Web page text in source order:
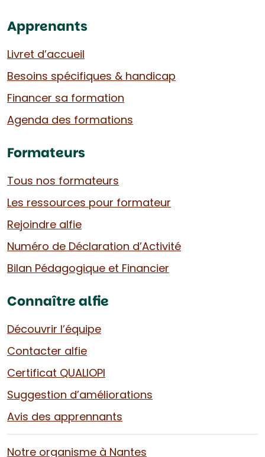
Apprenants
Livret d’accueil
Besoins spécifiques & handicap
Financer sa formation
Agenda des formations
Formateurs
Tous nos formateurs
Les ressources pour formateur
Rejoindre alfie
Numéro de Déclaration d’Activité
Bilan Pédagogique et Financier
Connaître alfie
Découvrir l’équipe
Contacter alfie
Certificat QUALIOPI
Suggestion d’améliorations
Avis des apprennants
Notre organisme à Nantes